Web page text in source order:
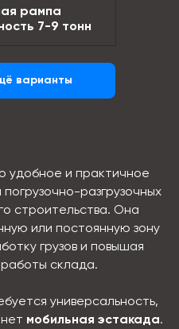
рампа
7-9 тонн
варианты
удобное и практичное
разгрузочных
строительства. Она
или постоянную зону
грузов и повышая
склада.
универсальность,
мобильная эстакада.